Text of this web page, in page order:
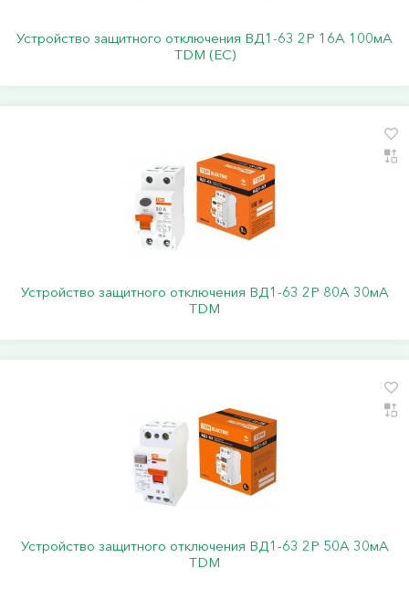
Устройство защитного отключения ВД1-63 2Р 16А 100мА
TDM (ЕС)
Устройство защитного отключения ВД1-63 2Р 80А 30мА
TDM
Устройство защитного отключения ВД1-63 2Р 50А 30мА
TDM